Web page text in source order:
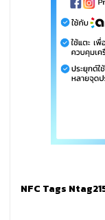
NFC Tags